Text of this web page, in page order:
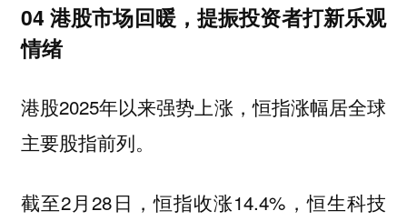
04 港股市场回暖，提振投资者打新乐观
情绪
港股2025年以来强势上涨，恒指涨幅居全球
主要股指前列。
截至2月28日，恒指收涨14.4%，恒生科技